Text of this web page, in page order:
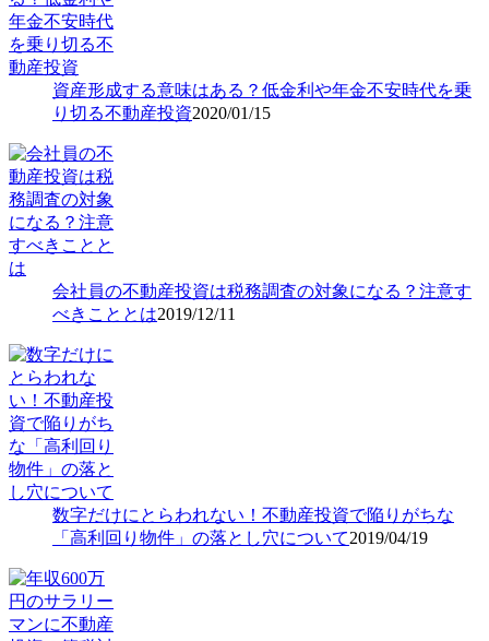
資産形成する意味はある？低金利や年金不安時代を乗
り切る不動産投資2020/01/15
会社員の不動産投資は税務調査の対象になる？注意す
べきこととは2019/12/11
数字だけにとらわれない！不動産投資で陥りがちな
「高利回り物件」の落とし穴について2019/04/19